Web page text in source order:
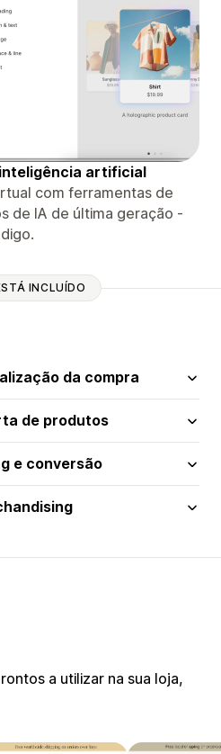
artificial
com ferramentas de
de IA de última geração -
INCLUÍDO
da compra
de produtos
e conversão
a utilizar na sua loja,